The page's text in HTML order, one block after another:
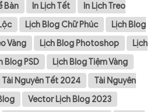
Bàn In Lịch Tết
In Lịch Treo
Lịch Blog Chữ Phúc
Lịch Blog
Vàng Lịch Blog Photoshop
Lịch
Blog PSD
Lịch Blog Tiệm Vàng
Tài Nguyên Tết 2024
Tài Nguyên
Vector Lịch Blog 2023